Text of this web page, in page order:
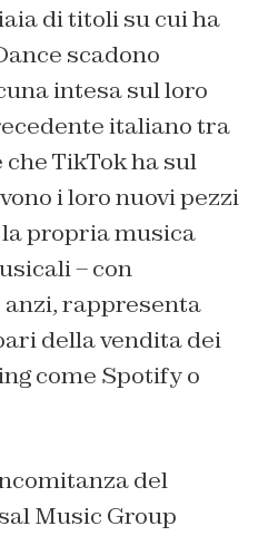
di titoli su cui ha
scadono
intesa sul loro
italiano tra
TikTok ha sul
i loro nuovi pezzi
la propria musica
– con
anzi, rappresenta
della vendita dei
come Spotify o
del
Music Group